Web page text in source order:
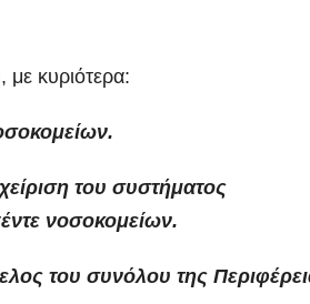
κυριότερα:
του συστήματος
νοσοκομείων.
του συνόλου της